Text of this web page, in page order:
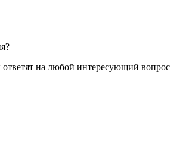
на любой интересующий вопрос